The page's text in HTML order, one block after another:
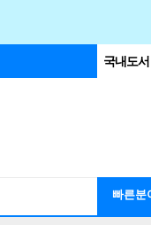
국내도서
빠른분